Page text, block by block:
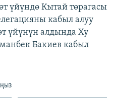
үйүндө Кытай төрагасы
кабыл алуу
үйүнүн алдында Ху
Бакиев кабыл